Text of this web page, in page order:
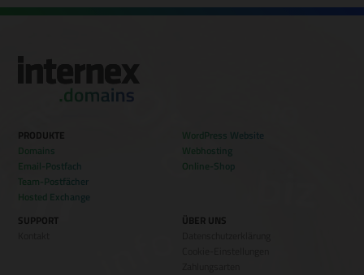
PRODUKTE
Domains
Email-Postfach
Team-Postfächer
Hosted Exchange
WordPress Website
Webhosting
Online-Shop
SUPPORT
ÜBER UNS